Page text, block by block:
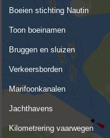
Boeien stichting Nautin
Toon boeinamen
Bruggen en sluizen
Verkeersborden
Marifoonkanalen
Jachthavens
Kilometrering vaarwegen